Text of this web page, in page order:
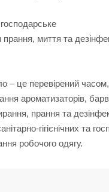
миття та
– це перевірений
ароматизаторів,
прання та
гігієнічних та
робочого одягу.